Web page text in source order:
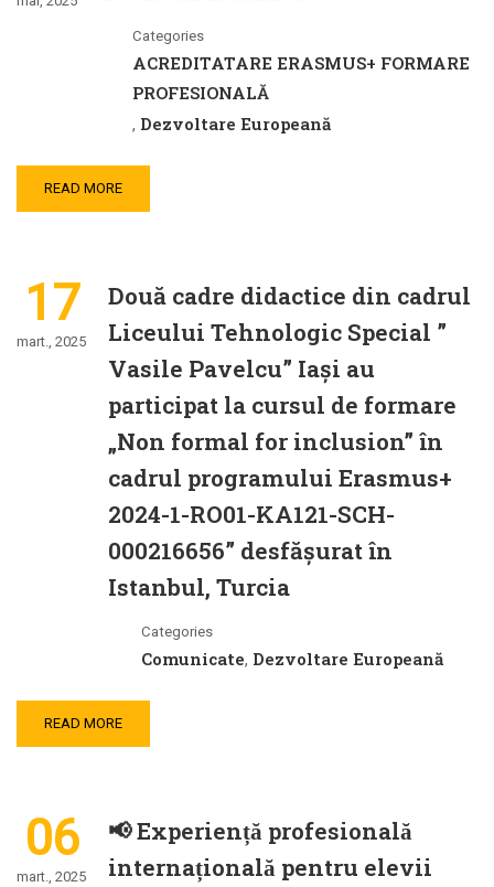
Categories
ACREDITATARE ERASMUS+ FORMARE
PROFESIONALĂ
, Dezvoltare Europeană
READ MORE
17
mart., 2025
Două cadre didactice din cadrul
Liceului Tehnologic Special ”
Vasile Pavelcu” Iași au
participat la cursul de formare
„Non formal for inclusion” în
cadrul programului Erasmus+
2024-1-RO01-KA121-SCH-
000216656” desfășurat în
Istanbul, Turcia
Categories
Comunicate, Dezvoltare Europeană
READ MORE
06
mart., 2025
📢 Experiență profesională
internațională pentru elevii